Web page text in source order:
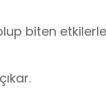
biten